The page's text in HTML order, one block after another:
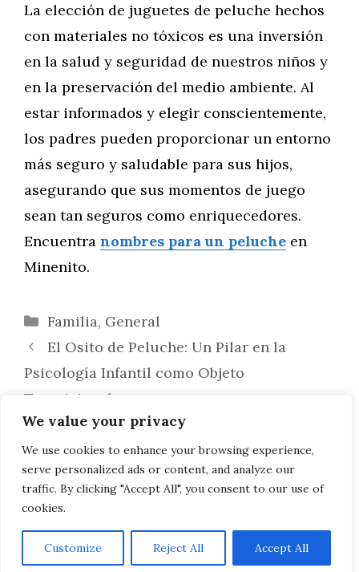
We value your privacy
We use cookies to enhance your browsing experience,
serve personalized ads or content, and analyze our
traffic. By clicking "Accept All", you consent to our use of
cookies.
Customize Reject All Accept All
La elección de juguetes de peluche hechos
con materiales no tóxicos es una inversión
en la salud y seguridad de nuestros niños y
en la preservación del medio ambiente. Al
estar informados y elegir conscientemente,
los padres pueden proporcionar un entorno
más seguro y saludable para sus hijos,
asegurando que sus momentos de juego
sean tan seguros como enriquecedores.
Encuentra nombres para un peluche en
Minenito.
Categorías
Familia, General
El Osito de Peluche: Un Pilar en la
Psicología Infantil como Objeto
Transicional
Guía Práctica: Verificación de la
Seguridad de Ositos de Peluche para Niños
Pequeños
AVISO LEGAL, POLITICA DE PRIVACIDAD, COOKIES